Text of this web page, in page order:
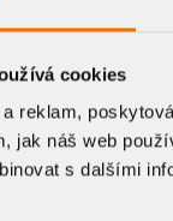
cookies
a reklam,
jak náš web
s dalšími